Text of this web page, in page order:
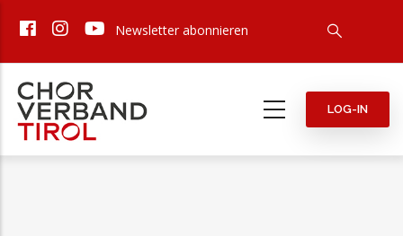
zum
Newsletter abonnieren
LOG-IN